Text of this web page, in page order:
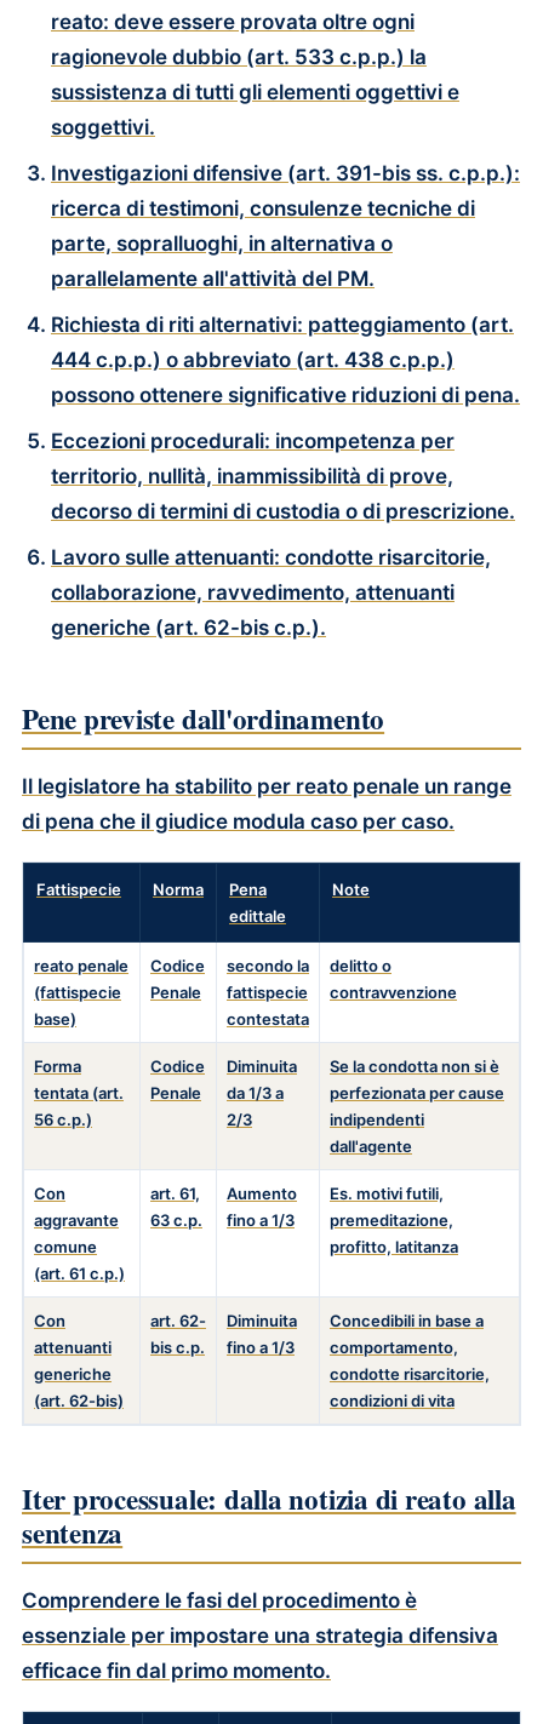
reato: deve essere provata oltre ogni
ragionevole dubbio (art. 533 c.p.p.) la
sussistenza di tutti gli elementi oggettivi e
soggettivi.
Investigazioni difensive (art. 391-bis ss. c.p.p.):
ricerca di testimoni, consulenze tecniche di
parte, sopralluoghi, in alternativa o
parallelamente all'attività del PM.
Richiesta di riti alternativi: patteggiamento (art.
444 c.p.p.) o abbreviato (art. 438 c.p.p.)
possono ottenere significative riduzioni di pena.
Eccezioni procedurali: incompetenza per
territorio, nullità, inammissibilità di prove,
decorso di termini di custodia o di prescrizione.
Lavoro sulle attenuanti: condotte risarcitorie,
collaborazione, ravvedimento, attenuanti
generiche (art. 62-bis c.p.).
Pene previste dall'ordinamento
Il legislatore ha stabilito per reato penale un range
di pena che il giudice modula caso per caso.
Fattispecie Norma
Pena
edittale
Note
reato penale
(fattispecie
base)
Codice
Penale
secondo la
fattispecie
contestata
delitto o
contravvenzione
Forma
tentata (art.
56 c.p.)
Codice
Penale
Diminuita
da 1/3 a
2/3
Se la condotta non si è
perfezionata per cause
indipendenti
dall'agente
Con
aggravante
comune
(art. 61 c.p.)
art. 61,
63 c.p.
Aumento
fino a 1/3
Es. motivi futili,
premeditazione,
profitto, latitanza
Con
attenuanti
generiche
(art. 62-bis)
art. 62-
bis c.p.
Diminuita
fino a 1/3
Concedibili in base a
comportamento,
condotte risarcitorie,
condizioni di vita
Iter processuale: dalla notizia di reato alla
sentenza
Comprendere le fasi del procedimento è
essenziale per impostare una strategia difensiva
efficace fin dal primo momento.